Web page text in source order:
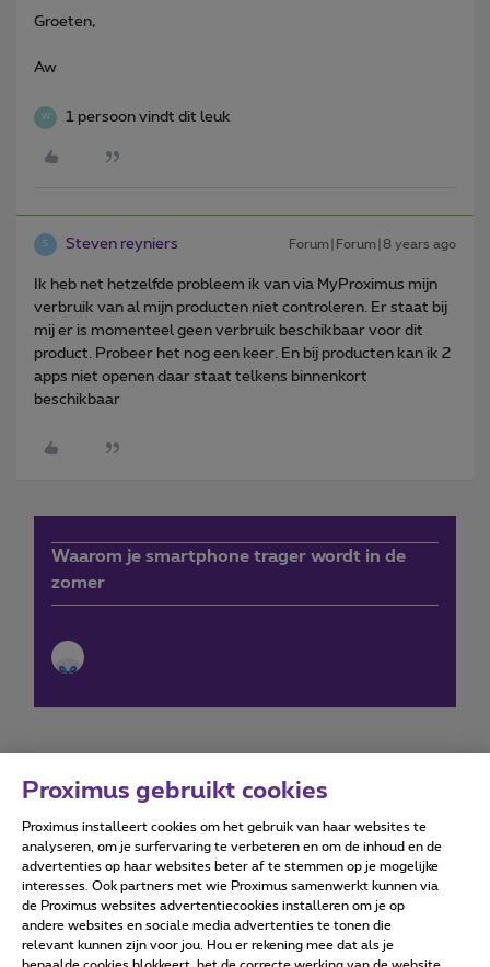
Groeten,
Aw
W 1 persoon vindt dit leuk
S Steven reyniers Forum|Forum|8 years ago
Ik heb net hetzelfde probleem ik van via MyProximus mijn
verbruik van al mijn producten niet controleren. Er staat bij
mij er is momenteel geen verbruik beschikbaar voor dit
product. Probeer het nog een keer. En bij producten kan ik 2
apps niet openen daar staat telkens binnenkort
beschikbaar
Waarom je smartphone trager wordt in de
zomer
Forumvoorwaarden Accessibility statement
Alle rechten voorbehouden. © Proximus
Proximus gebruikt cookies
Proximus installeert cookies om het gebruik van haar websites te
analyseren, om je surfervaring te verbeteren en om de inhoud en de
advertenties op haar websites beter af te stemmen op je mogelijke
interesses. Ook partners met wie Proximus samenwerkt kunnen via
de Proximus websites advertentiecookies installeren om je op
andere websites en sociale media advertenties te tonen die
relevant kunnen zijn voor jou. Hou er rekening mee dat als je